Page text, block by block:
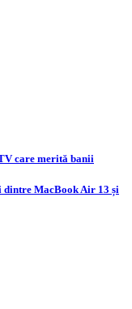
care merită banii
dintre MacBook Air 13 și